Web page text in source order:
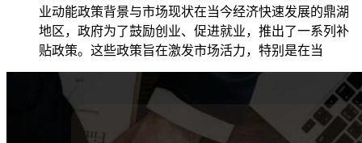
业动能政策背景与市场现状在当今经济快速发展的鼎湖
地区，政府为了鼓励创业、促进就业，推出了一系列补
贴政策。这些政策旨在激发市场活力，特别是在当